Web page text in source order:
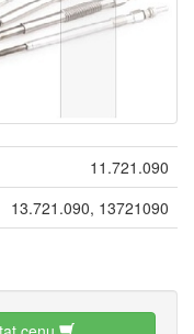
11.721.090
13.721.090, 13721090